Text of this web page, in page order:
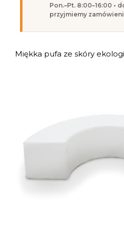
Pon.–Pt. 8:00–16:00 •
przyjmiemy
Miękka pufa ze skóry